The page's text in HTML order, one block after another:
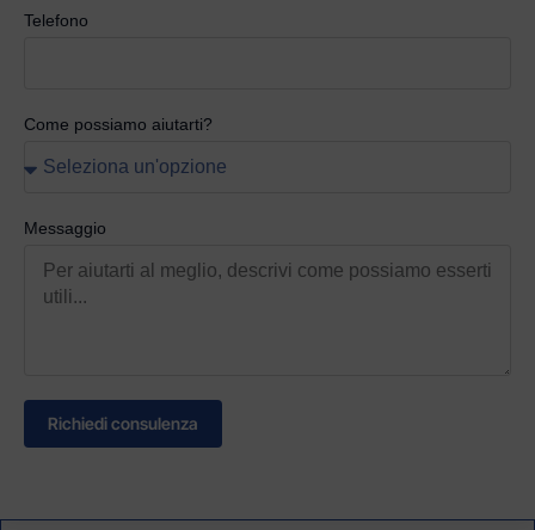
Telefono
Come possiamo aiutarti?
Messaggio
Richiedi consulenza